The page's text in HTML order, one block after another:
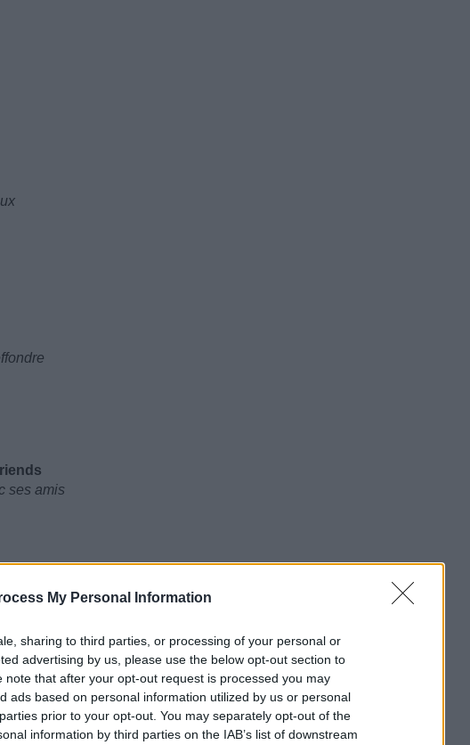
My Personal Information
sharing to third parties, or processing of your personal or
advertising by us, please use the below opt-out section to
note that after your opt-out request is processed you may
ads based on personal information utilized by us or personal
prior to your opt-out. You may separately opt-out of the
information by third parties on the IAB’s list of downstream
ses amis